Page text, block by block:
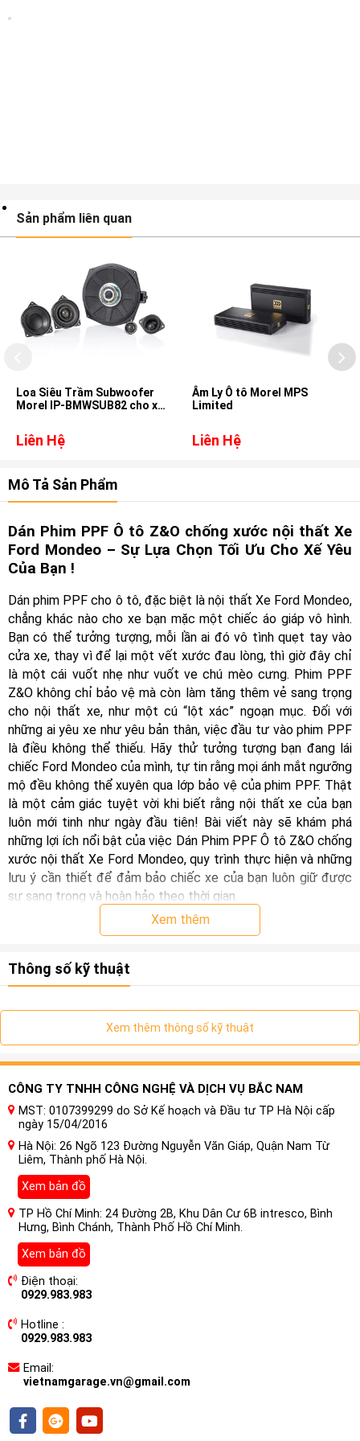
Sản phẩm liên quan
Loa Siêu Trầm Subwoofer
Morel IP-BMWSUB82 cho xe
Liên Hệ
Âm Ly Ô tô Morel MPS
Limited
Liên Hệ
Mô Tả Sản Phẩm
Dán Phim PPF Ô tô Z&O chống xước nội thất Xe
Ford Mondeo – Sự Lựa Chọn Tối Ưu Cho Xế Yêu
Của Bạn !
Dán phim PPF cho ô tô, đặc biệt là nội thất Xe Ford Mondeo,
chẳng khác nào cho xe bạn mặc một chiếc áo giáp vô hình.
Bạn có thể tưởng tượng, mỗi lần ai đó vô tình quẹt tay vào
cửa xe, thay vì để lại một vết xước đau lòng, thì giờ đây chỉ
là một cái vuốt nhẹ như vuốt ve chú mèo cưng. Phim PPF
Z&O không chỉ bảo vệ mà còn làm tăng thêm vẻ sang trọng
cho nội thất xe, như một cú “lột xác” ngoạn mục. Đối với
những ai yêu xe như yêu bản thân, việc đầu tư vào phim PPF
là điều không thể thiếu. Hãy thử tưởng tượng bạn đang lái
chiếc Ford Mondeo của mình, tự tin rằng mọi ánh mắt ngưỡng
mộ đều không thể xuyên qua lớp bảo vệ của phim PPF. Thật
là một cảm giác tuyệt vời khi biết rằng nội thất xe của bạn
luôn mới tinh như ngày đầu tiên! Bài viết này sẽ khám phá
những lợi ích nổi bật của việc Dán Phim PPF Ô tô Z&O chống
xước nội thất Xe Ford Mondeo, quy trình thực hiện và những
lưu ý cần thiết để đảm bảo chiếc xe của bạn luôn giữ được
sự sang trọng và hoàn hảo theo thời gian.
I. Khái Quát Về Dán Phim PPF Ô tô Z&O chống
xước nội thất Xe Ford Mondeo
1. Nội thất xe ô tô là gì ?
Nội thất ô tô là phần bên trong của chiếc xe, bao gồm các
thành phần và thiết bị bên trong xe hơi, như ghế ngồi, bảng
giải trí, đèn chiếu sáng, tay lái, các hộp để đồ, các chi tiết ốp,
bọc trên xe và các chi tiết khác.
Nội thất ô tô được thiết kế để cung cấp sự thoải mái và tiện
nghi cho người lái và hành khách, ngoài ra nó còn tăng tính
thẩm mỹ, sang trọng của 1 chiếc xe ô tô. Nếu bạn vào ngồi 1
chiếc xe có trị giá khoảng 500 triệu và ngồi 1 chiếc xe ô tô
Xem thêm
Thông số kỹ thuật
Xem thêm thông số kỹ thuật
CÔNG TY TNHH CÔNG NGHỆ VÀ DỊCH VỤ BẮC NAM
MST: 0107399299 do Sở Kế hoạch và Đầu tư TP Hà Nội cấp
ngày 15/04/2016
Hà Nội: 26 Ngõ 123 Đường Nguyễn Văn Giáp, Quận Nam Từ
Liêm, Thành phố Hà Nội.
Xem bản đồ
TP Hồ Chí Minh: 24 Đường 2B, Khu Dân Cư 6B intresco, Bình
Hưng, Bình Chánh, Thành Phố Hồ Chí Minh.
Xem bản đồ
Điện thoại:
0929.983.983
Hotline :
0929.983.983
Email:
vietnamgarage.vn@gmail.com